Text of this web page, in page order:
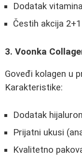
Dodatak
Čestih akcija
3. Voonka
Goveđi kolagen u
Karakteristike:
Dodatak
Prijatni ukusi
Kvalitetno